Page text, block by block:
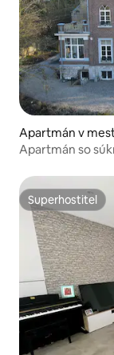
Apartmán v
Apartmán so
Superhostiteľ
Superhostiteľ